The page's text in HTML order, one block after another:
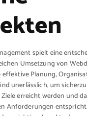
spielt eine
Umsetzung von
effektive Planung,
unerlässlich, um
erreicht werden und
Anforderungen